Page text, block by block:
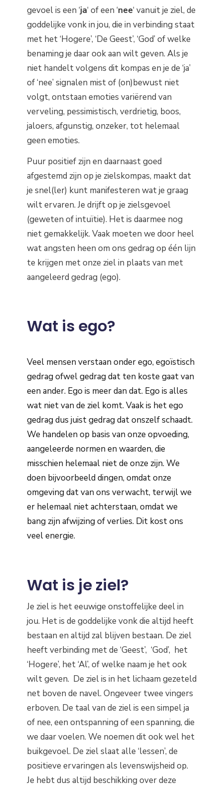
gevoel is een ‘ja‘ of een ‘nee‘ vanuit je ziel, de
goddelijke vonk in jou, die in verbinding staat
met het ‘Hogere’, ‘De Geest’, ‘God’ of welke
benaming je daar ook aan wilt geven. Als je
niet handelt volgens dit kompas en je de ‘ja’
of ‘nee’ signalen mist of (on)bewust niet
volgt, ontstaan emoties variërend van
verveling, pessimistisch, verdrietig, boos,
jaloers, afgunstig, onzeker, tot helemaal
geen emoties.
Puur positief zijn en daarnaast goed
afgestemd zijn op je zielskompas, maakt dat
je snel(ler) kunt manifesteren wat je graag
wilt ervaren. Je drijft op je zielsgevoel
(geweten of intuïtie). Het is daarmee nog
niet gemakkelijk. Vaak moeten we door heel
wat angsten heen om ons gedrag op één lijn
te krijgen met onze ziel in plaats van met
aangeleerd gedrag (ego).
Wat is ego?
Veel mensen verstaan onder ego, egoïstisch
gedrag ofwel gedrag dat ten koste gaat van
een ander. Ego is meer dan dat. Ego is alles
wat niet van de ziel komt. Vaak is het ego
gedrag dus juist gedrag dat onszelf schaadt.
We handelen op basis van onze opvoeding,
aangeleerde normen en waarden, die
misschien helemaal niet de onze zijn. We
doen bijvoorbeeld dingen, omdat onze
omgeving dat van ons verwacht, terwijl we
er helemaal niet achterstaan, omdat we
bang zijn afwijzing of verlies. Dit kost ons
veel energie.
Wat is je ziel?
Je ziel is het eeuwige onstoffelijke deel in
jou. Het is de goddelijke vonk die altijd heeft
bestaan en altijd zal blijven bestaan. De ziel
heeft verbinding met de ‘Geest’, ‘God’, het
‘Hogere’, het ‘Al’, of welke naam je het ook
wilt geven. De ziel is in het lichaam gezeteld
net boven de navel. Ongeveer twee vingers
erboven. De taal van de ziel is een simpel ja
of nee, een ontspanning of een spanning, die
we daar voelen. We noemen dit ook wel het
buikgevoel. De ziel slaat alle ‘lessen’, de
positieve ervaringen als levenswijsheid op.
Je hebt dus altijd beschikking over deze